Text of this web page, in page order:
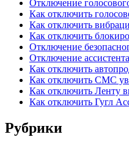
Отключение
Как отключить
Как отключить
Как отключить
Отключение
Отключение
Как отключить
Как отключить СМС
Как отключить Ленту
Как отключить Гугл
Рубрики